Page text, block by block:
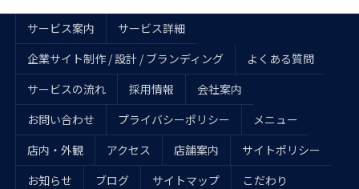
サービス案内
サービス詳細
企業サイト制作 / 設計 / ブランディング
よくある質問
サービスの流れ
採用情報
会社案内
お問い合わせ
プライバシーポリシー
メニュー
店内・外観
アクセス 店舗案内
サイトポリシー
お知らせ
ブログ サイトマップ
こだわり